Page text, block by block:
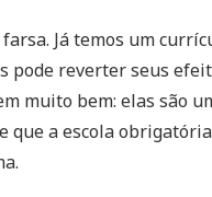
Já temos um
pode reverter seus
muito bem: elas são
que a escola